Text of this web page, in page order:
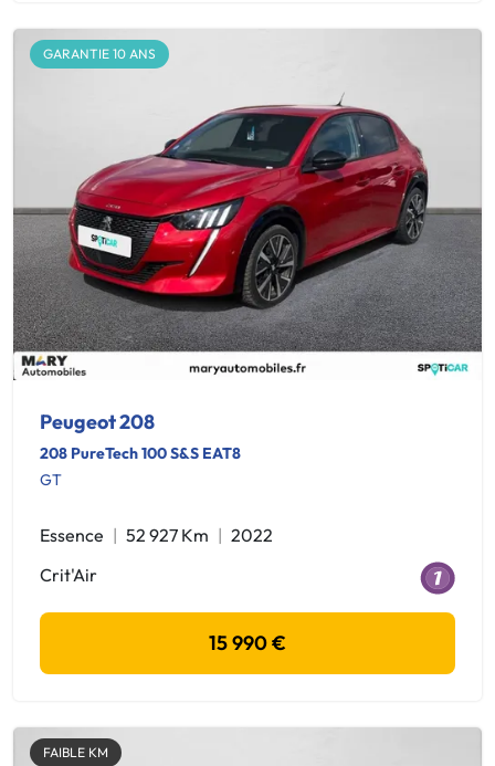
GARANTIE 10 ANS
Peugeot 208
208 PureTech 100 S&S EAT8
GT
Essence 52 927 Km
2022
Crit'Air
15 990 €
FAIBLE KM